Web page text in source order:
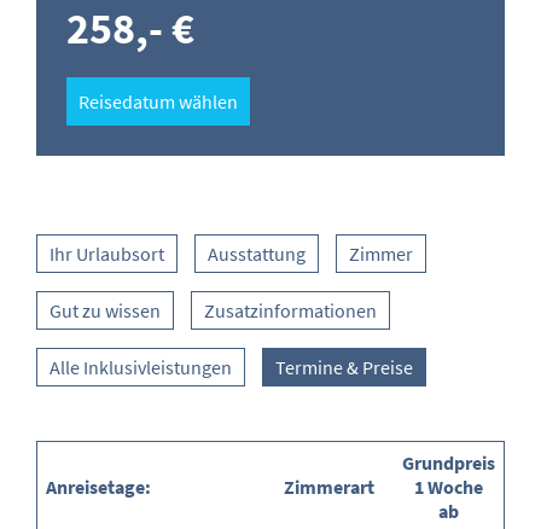
258,- €
Reisedatum wählen
Ihr Urlaubsort Ausstattung Zimmer
Gut zu wissen Zusatzinformationen
Alle Inklusivleistungen Termine & Preise
Anreisetage: Zimmerart
Grundpreis
1 Woche
ab